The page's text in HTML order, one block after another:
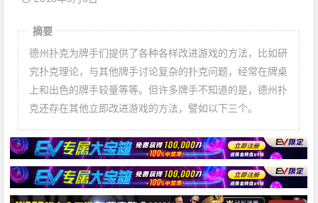
摘要
德州扑克为牌手们提供了各种各样改进游戏的方法，比如研
究扑克理论，与其他牌手讨论复杂的扑克问题，经常在牌桌
上和出色的牌手较量等等。但许多牌手不知道的是，德州扑
克还存在其他立即改进游戏的方法，譬如以下三个。